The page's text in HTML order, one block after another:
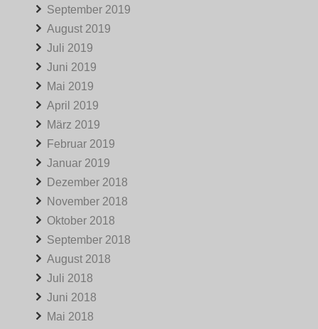
September 2019
August 2019
Juli 2019
Juni 2019
Mai 2019
April 2019
März 2019
Februar 2019
Januar 2019
Dezember 2018
November 2018
Oktober 2018
September 2018
August 2018
Juli 2018
Juni 2018
Mai 2018